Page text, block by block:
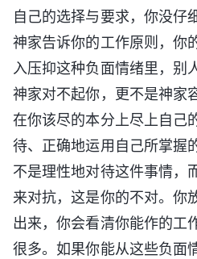
自己的选择与要求，你没仔
神家告诉你的工作原则，你
入压抑这种负面情绪里，别
神家对不起你，更不是神家
在你该尽的本分上尽上自己
待、正确地运用自己所掌握
不是理性地对待这件事情，
来对抗，这是你的不对。你
出来，你会看清你能作的工
很多。如果你能从这些负面